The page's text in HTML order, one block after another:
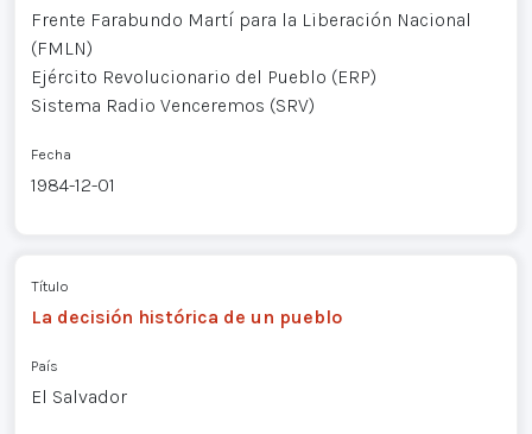
Frente Farabundo Martí para la Liberación Nacional
(FMLN)
Ejército Revolucionario del Pueblo (ERP)
Sistema Radio Venceremos (SRV)
Fecha
1984-12-01
Título
La decisión histórica de un pueblo
País
El Salvador